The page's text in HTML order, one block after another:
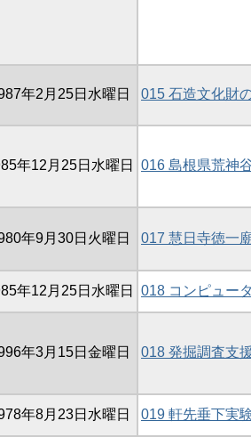
年2月25日水曜日 015 石造文化財
年12月25日水曜日 016 島根県荒神
年9月30日火曜日 017 慧日寺徳一
年12月25日水曜日 018 コンピュー
年3月15日金曜日 018 発掘調査支
年8月23日水曜日 019 軒先垂下実